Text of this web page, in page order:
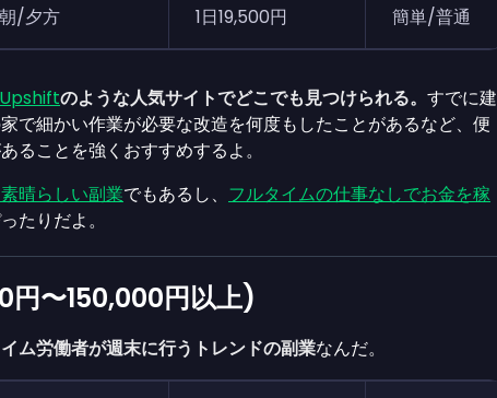
朝/夕方 1日19,500円 簡単/普通
Upshiftのような人気サイトでどこでも見つけられる。 すでに建
で細かい作業が必要な改造を何度もしたことがあるなど、便
ることを強くおすすめするよ。
晴らしい副業でもあるし、 フルタイムの仕事なしでお金を稼
たりだよ。
円〜150,000円以上)
ム労働者が週末に行うトレンドの副業なんだ。